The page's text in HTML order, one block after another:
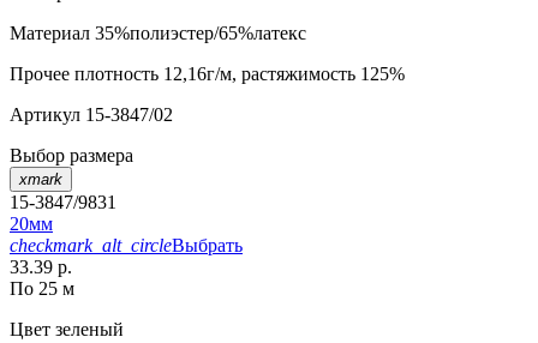
Материал 35%полиэстер/65%латекс
Прочее плотность 12,16г/м, растяжимость 125%
Артикул 15-3847/02
Выбор размера
xmark
15-3847/9831
20мм
checkmark_alt_circleВыбрать
33.39 р.
По 25 м
Цвет зеленый